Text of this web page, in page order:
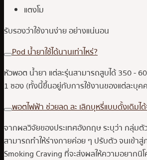
แตงโม
รับรองว่าใช้งานง่าย อย่างแน่นอน
Pod น้ำยาใช้ได้นานเท่าไหร่?
หัวพอต น้ำยา แต่ละรุ่นสามารถสูบได้ 350 -
1 ซอง (ทั้งนี้ขึ้นอยู่กับการใช้งานของแต่ละบุค
พอตไฟฟ้า ช่วยลด ละ เลิกบุหรี่แบบดั้งเดิมไ
จากผลวิจัยของประเทศอังกฤษ ระบุว่า กลุ่มตั
สามารถทำให้ร่างกายค่อย ๆ ปรับตัว จนเข้าสู่
Smoking Craving ที่จะส่งผลให้ความอยากนิ